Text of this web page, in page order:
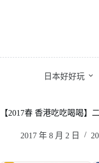
內
日本好好玩
【2017春 香港吃吃喝喝
2017 年 8 月 2 日